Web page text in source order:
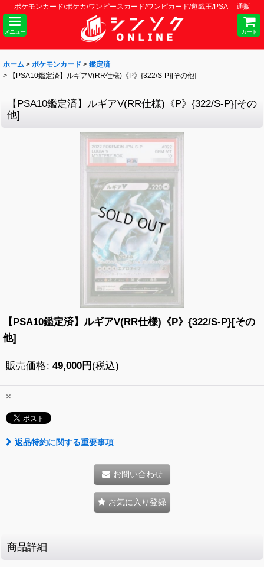
ポケモンカード/ポケカ/ワンピースカード/ワンピカード/遊戯王/PSA 通販
メニュー カート
ホーム > ポケモンカード > 鑑定済
>
【PSA10鑑定済】ルギアV(RR仕様)《P》{322/S-P}[その他]
【PSA10鑑定済】ルギアV(RR仕様)《P》{322/S-P}[その
他]
【PSA10鑑定済】ルギアV(RR仕様)《P》{322/S-P}[その
他]
販売価格: 49,000円 (税込)
×
返品特約に関する重要事項
お問い合わせ
お気に入り登録
商品詳細